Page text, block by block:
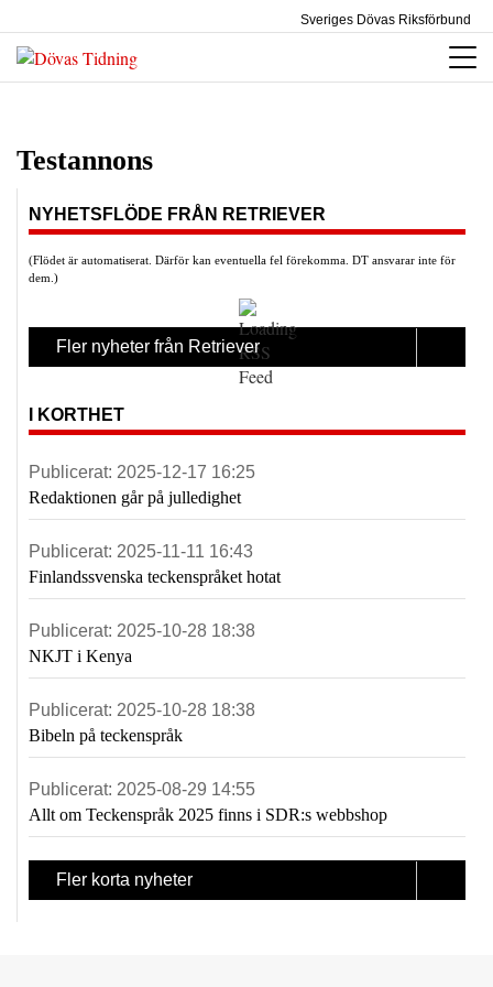
Sveriges Dövas Riksförbund
Testannons
NYHETSFLÖDE FRÅN RETRIEVER
(Flödet är automatiserat. Därför kan eventuella fel förekomma. DT ansvarar inte för
dem.)
Fler nyheter från Retriever
I KORTHET
Publicerat: 2025-12-17 16:25
Redaktionen går på julledighet
Publicerat: 2025-11-11 16:43
Finlandssvenska teckenspråket hotat
Publicerat: 2025-10-28 18:38
NKJT i Kenya
Publicerat: 2025-10-28 18:38
Bibeln på teckenspråk
Publicerat: 2025-08-29 14:55
Allt om Teckenspråk 2025 finns i SDR:s webbshop
Fler korta nyheter